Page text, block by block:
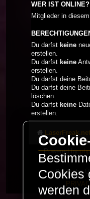
WER IST ONLINE?
Mitglieder in
Du darfst keine
erstellen.
Du darfst keine
erstellen.
Du darfst deine
Du darfst deine
löschen.
Du darfst keine
erstellen.
LaserFreak.net
Powered by
Deutsche
Cookies
werden